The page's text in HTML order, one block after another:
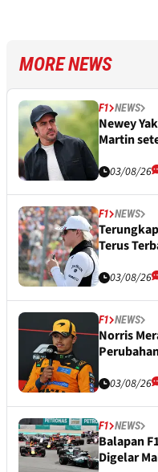
MORE NEWS
F1 NEWS
Newey
Martin
03/08/26
F1 NEWS
Terus
03/08/26
F1 NEWS
Norris
03/08/26
F1 NEWS
Balapan
Digelar